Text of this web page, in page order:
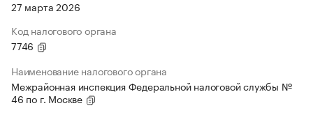
27 марта 2026
Код налогового органа
7746
Наименование налогового органа
Межрайонная инспекция Федеральной налоговой службы №
46 по г. Москве